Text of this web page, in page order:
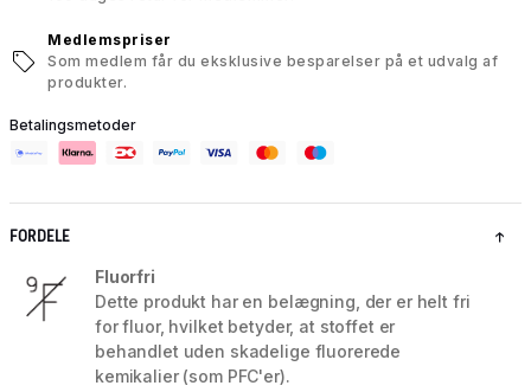
Medlemspriser
Som medlem får du eksklusive besparelser på et udvalg af
produkter.
Betalingsmetoder
FORDELE
Fluorfri
Dette produkt har en belægning, der er helt fri
for fluor, hvilket betyder, at stoffet er
behandlet uden skadelige fluorerede
kemikalier (som PFC'er).